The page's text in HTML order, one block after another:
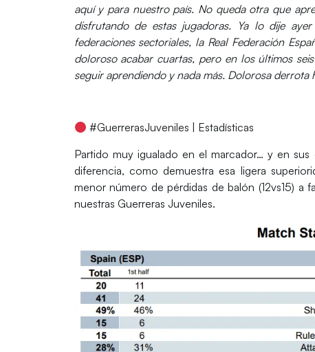
aquí y para nuestro país. No queda otra que
disfrutando de estas jugadoras. Ya lo dije
federaciones sectoriales, la Real Federación
doloroso acabar cuartas, pero en los últimos
seguir aprendiendo y nada más. Dolorosa
#GuerrerasJuveniles | Estadísticas
Partido muy igualado en el marcador… y en
diferencia, como demuestra esa ligera
menor número de pérdidas de balón (12vs15) a
nuestras Guerreras Juveniles.